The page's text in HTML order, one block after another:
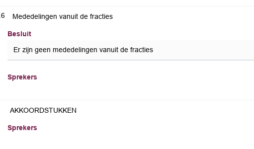
Mededelingen vanuit de fracties
Besluit
Er zijn geen mededelingen vanuit de fracties
Sprekers
AKKOORDSTUKKEN
Sprekers